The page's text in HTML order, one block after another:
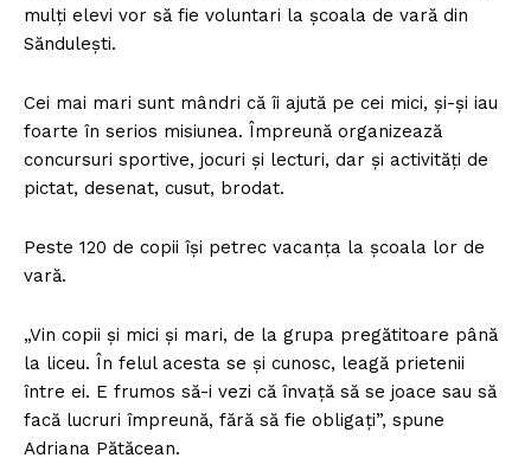
mulți elevi vor să fie voluntari la școala de vară din
Săndulești.
Cei mai mari sunt mândri că îi ajută pe cei mici, și-și iau
foarte în serios misiunea. Împreună organizează
concursuri sportive, jocuri și lecturi, dar și activități de
pictat, desenat, cusut, brodat.
Peste 120 de copii își petrec vacanța la școala lor de
vară.
„Vin copii și mici și mari, de la grupa pregătitoare până
la liceu. În felul acesta se și cunosc, leagă prietenii
între ei. E frumos să-i vezi că învață să se joace sau să
facă lucruri împreună, fără să fie obligați”, spune
Adriana Pătăcean.